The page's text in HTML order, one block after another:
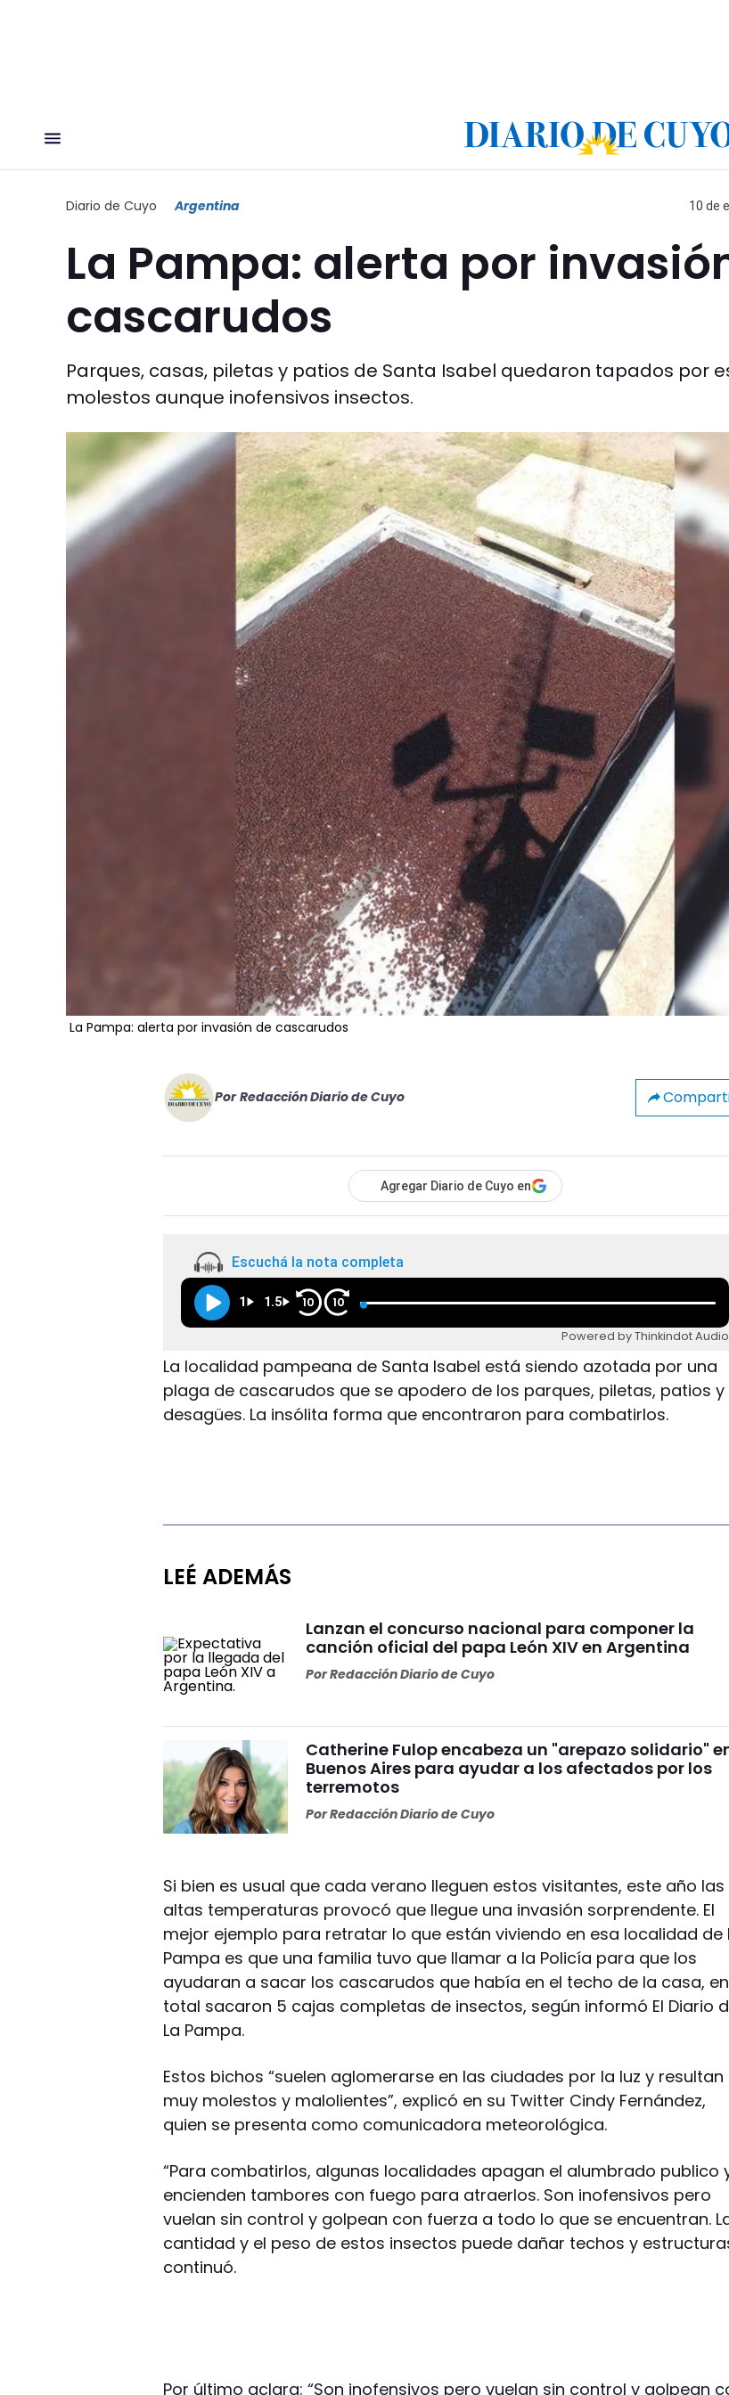
Diario de Cuyo Argentina 10 de
La Pampa: alerta por
cascarudos
Parques, casas, piletas y patios de Santa Isabel quedaron tapados por
molestos aunque inofensivos insectos.
La Pampa: alerta por invasión de cascarudos
Por Redacción Diario de Cuyo
Agregar Diario de Cuyo en
Escuchá la nota completa
1 1.5 10 10
Powered by Thinkindot Audio
La localidad pampeana de Santa Isabel está siendo azotada por una
plaga de cascarudos que se apodero de los parques, piletas, patios y
desagües. La insólita forma que encontraron para combatirlos.
LEÉ ADEMÁS
Lanzan el concurso nacional para componer la
canción oficial del papa León XIV en Argentina
PorRedacción Diario de Cuyo
Catherine Fulop encabeza un "arepazo solidario"
Buenos Aires para ayudar a los afectados por los
terremotos
PorRedacción Diario de Cuyo
Si bien es usual que cada verano lleguen estos visitantes, este año las
altas temperaturas provocó que llegue una invasión sorprendente. El
mejor ejemplo para retratar lo que están viviendo en esa localidad de
Pampa es que una familia tuvo que llamar a la Policía para que los
ayudaran a sacar los cascarudos que había en el techo de la casa, en
total sacaron 5 cajas completas de insectos, según informó El Diario
La Pampa.
Estos bichos “suelen aglomerarse en las ciudades por la luz y resultan
muy molestos y malolientes”, explicó en su Twitter Cindy Fernández,
quien se presenta como comunicadora meteorológica.
“Para combatirlos, algunas localidades apagan el alumbrado publico
encienden tambores con fuego para atraerlos. Son inofensivos pero
vuelan sin control y golpean con fuerza a todo lo que se encuentran.
cantidad y el peso de estos insectos puede dañar techos y
continuó.
Por último aclara: “Son inofensivos pero vuelan sin control y golpean